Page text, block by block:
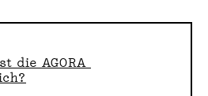
die AGORA